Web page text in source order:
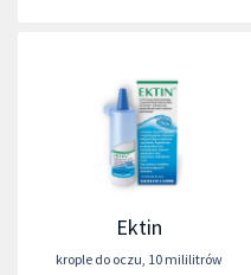
Ektin
krople do oczu, 10 mililitrów